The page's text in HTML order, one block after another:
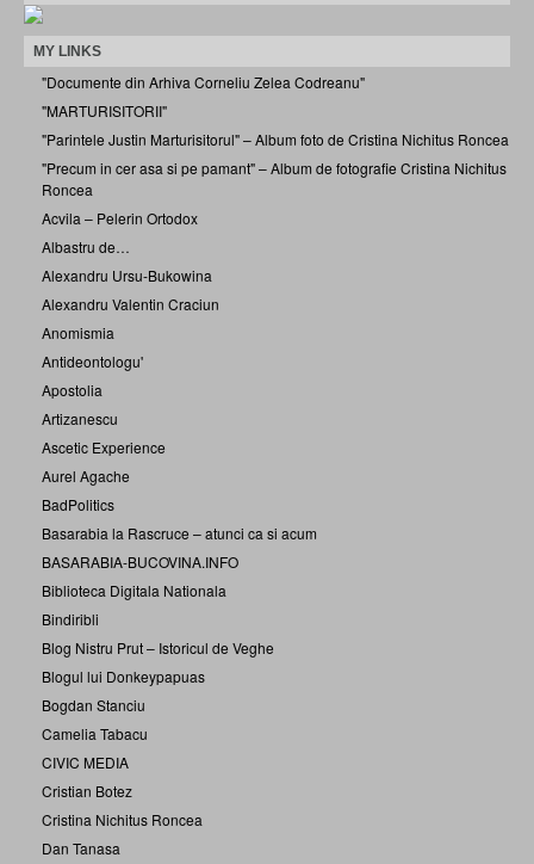
MY LINKS
"Documente din Arhiva Corneliu Zelea Codreanu"
"MARTURISITORII"
"Parintele Justin Marturisitorul" – Album foto de Cristina Nichitus Roncea
"Precum in cer asa si pe pamant" – Album de fotografie Cristina Nichitus
Roncea
Acvila – Pelerin Ortodox
Albastru de…
Alexandru Ursu-Bukowina
Alexandru Valentin Craciun
Anomismia
Antideontologu'
Apostolia
Artizanescu
Ascetic Experience
Aurel Agache
BadPolitics
Basarabia la Rascruce – atunci ca si acum
BASARABIA-BUCOVINA.INFO
Biblioteca Digitala Nationala
Bindiribli
Blog Nistru Prut – Istoricul de Veghe
Blogul lui Donkeypapuas
Bogdan Stanciu
Camelia Tabacu
CIVIC MEDIA
Cristian Botez
Cristina Nichitus Roncea
Dan Tanasa